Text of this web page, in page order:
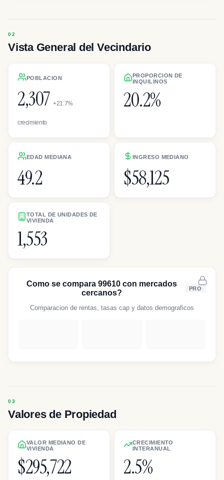
Vista General del Vecindario
POBLACION
2,307 +21.7%
crecimiento
PROPORCION DE
INQUILINOS
20.2%
EDAD MEDIANA
49.2
INGRESO MEDIANO
$58,125
TOTAL DE UNIDADES DE
VIVIENDA
1,553
Como se compara 99610 con mercados
cercanos?
PRO
Comparacion de rentas, tasas cap y datos demograficos
Valores de Propiedad
VALOR MEDIANO DE
VIVIENDA
$295,722
CRECIMIENTO
INTERANUAL
2.5%